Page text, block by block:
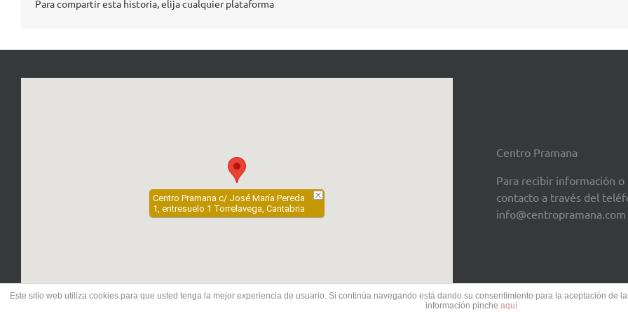
Para compartir esta historia, elija cualquier plataforma
Centro Pramana c/ José María Pereda
1, entresuelo 1 Torrelavega, Cantabria
Centro Pramana
Para recibir información
contacto a través del
info@centropramana.com
Este sitio web utiliza cookies para que usted tenga la mejor experiencia de usuario. Si continúa navegando está dando su consentimiento para la aceptación de
información pinche aquí